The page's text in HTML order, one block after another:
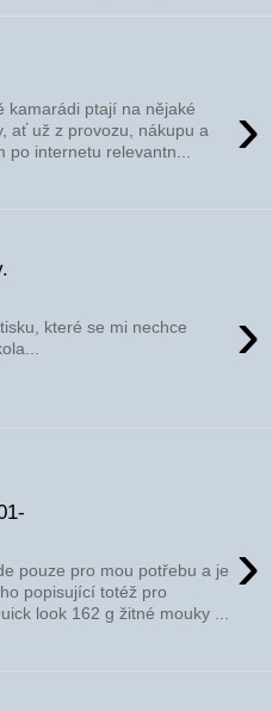
›
kamarádi ptají na nějaké
ať už z provozu, nákupu a
po internetu relevantn...
›
které se mi nechce
›
pouze pro mou potřebu a je
popisující totéž pro
look 162 g žitné mouky ...